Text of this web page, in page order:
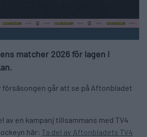
matcher 2026 för lagen i
försäsongen går att se på Aftonbladet
av en kampanj tillsammans med TV4
här: Ta del av Aftonbladets TV4